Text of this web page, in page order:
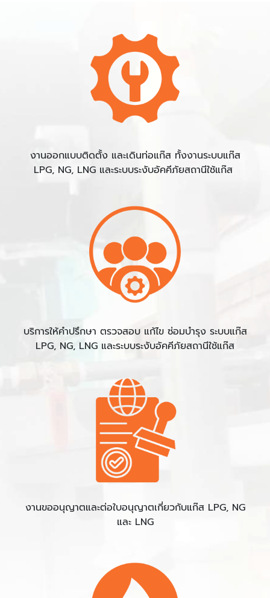
งานออกแบบติดตั้ง และเดินท่อแก๊ส ทั้งงานระบบแก๊ส
LPG, NG, LNG และระบบระงับอัคคีภัยสถานีใช้แก๊ส
บริการให้คำปรึกษา ตรวจสอบ แก้ไข ซ่อมบำรุง ระบบแก๊ส
LPG, NG, LNG และระบบระงับอัคคีภัยสถานีใช้แก๊ส
งานขออนุญาตและต่อใบอนุญาตเกี่ยวกับแก๊ส LPG, NG
และ LNG